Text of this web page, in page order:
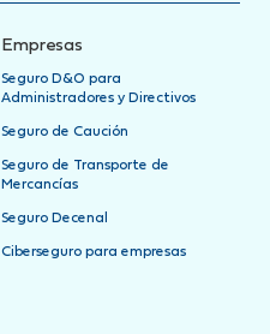
Empresas
Seguro D&O para
Administradores y Directivos
Seguro de Caución
Seguro de Transporte de
Mercancías
Seguro Decenal
Ciberseguro para empresas